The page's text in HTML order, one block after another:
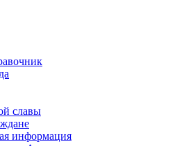
славы
информация